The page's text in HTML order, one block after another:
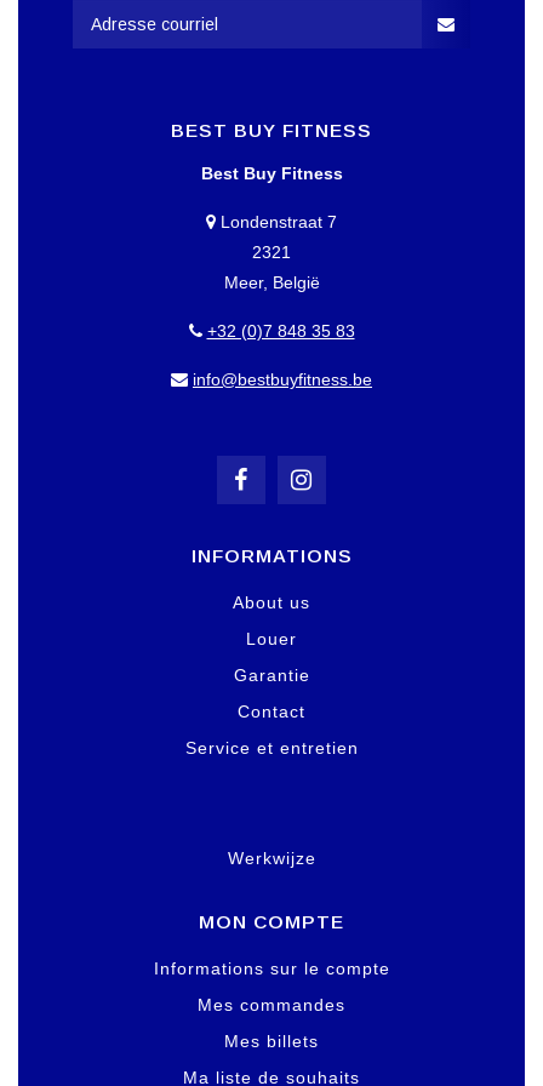
BEST BUY FITNESS
Best Buy Fitness
Londenstraat 7
2321
Meer, België
+32 (0)7 848 35 83
info@bestbuyfitness.be
INFORMATIONS
About us
Louer
Garantie
Contact
Service et entretien
Werkwijze
MON COMPTE
Informations sur le compte
Mes commandes
Mes billets
Ma liste de souhaits